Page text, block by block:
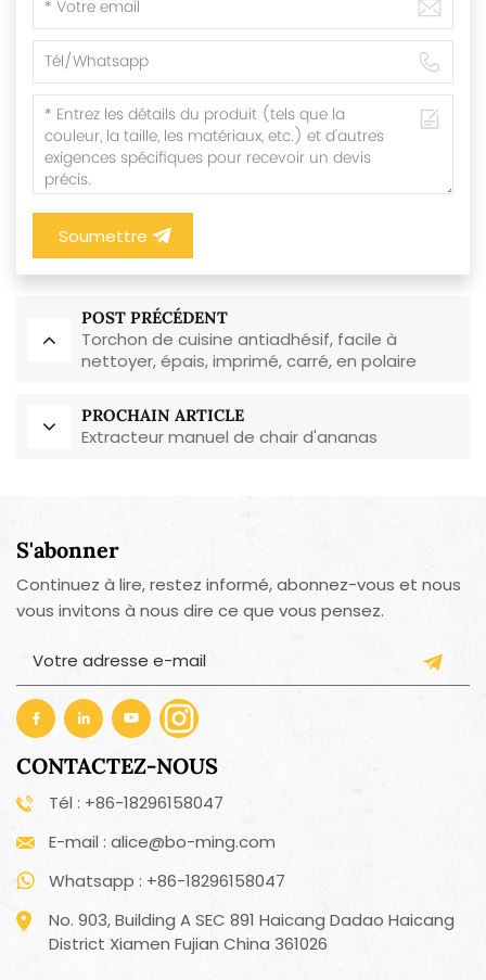
Soumettre
POST PRÉCÉDENT
Torchon de cuisine antiadhésif, facile à
nettoyer, épais, imprimé, carré, en polaire
PROCHAIN ARTICLE
Extracteur manuel de chair d'ananas
S'abonner
Continuez à lire, restez informé, abonnez-vous et nous
vous invitons à nous dire ce que vous pensez.
CONTACTEZ-NOUS
Tél : +86-18296158047
E-mail : alice@bo-ming.com
Whatsapp : +86-18296158047
No. 903, Building A SEC 891 Haicang Dadao Haicang
District Xiamen Fujian China 361026